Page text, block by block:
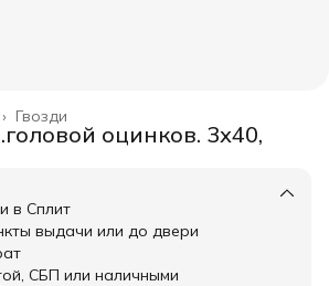
Гвозди
›
оцинков. 3х40,
в Сплит
выдачи или до двери
СБП или наличными